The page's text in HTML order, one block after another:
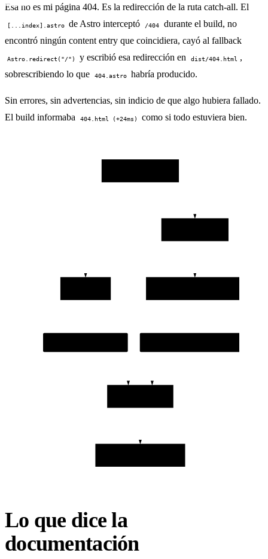
Esa no es mi página 404. Es la redirección de la ruta catch-all. El
[...index].astro de Astro interceptó /404
durante el build, no
encontró ningún content entry que coincidiera, cayó al fallback
Astro.redirect("/") y escribió esa redirección en dist/404.html ,
sobrescribiendo lo que
404.astro habría producido.
Sin errores, sin advertencias, sin indicio de que algo hubiera fallado.
El build informaba
404.html (+24ms) como si todo estuviera bien.
Lo que dice la
documentación